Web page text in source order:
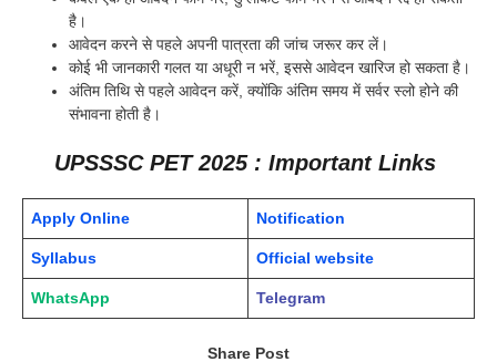
है।
आवेदन करने से पहले अपनी पात्रता की जांच जरूर कर लें।
कोई भी जानकारी गलत या अधूरी न भरें, इससे आवेदन खारिज हो सकता है।
अंतिम तिथि से पहले आवेदन करें, क्योंकि अंतिम समय में सर्वर स्लो होने की
संभावना होती है।
UPSSSC PET 2025 : Important Links
Apply Online Notification
Syllabus Official website
WhatsApp Telegram
Share Post